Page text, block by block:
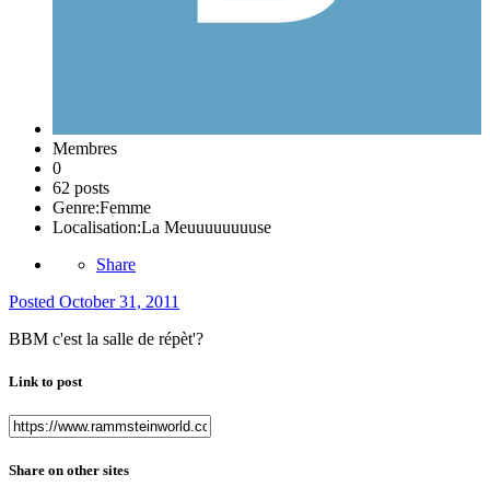
Membres
0
62 posts
Genre:Femme
Localisation:La Meuuuuuuuuse
Share
Posted October 31, 2011
BBM c'est la salle de répèt'?
Link to post
Share on other sites